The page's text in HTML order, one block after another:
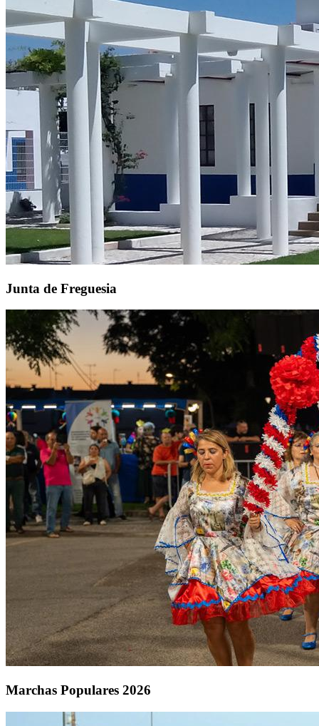
Junta de Freguesia
Marchas Populares 2026